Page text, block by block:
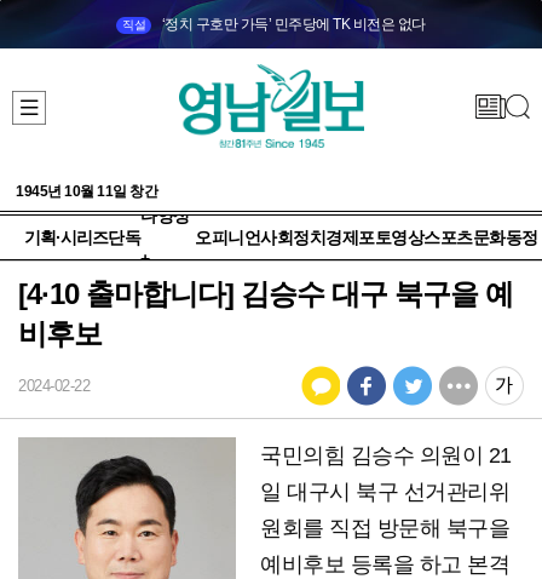
직설 ‘정치 구호만 가득’ 민주당에 TK 비전은 없다
1945년 10월 11일 창간
기획·시리즈단독
다양성
+
오피니언사회정치 경제 포토영상스포츠문화동정
[4·10 출마합니다] 김승수 대구 북구을 예
비후보
2024-02-22
국민의힘 김승수 의원이 21
일 대구시 북구 선거관리위
원회를 직접 방문해 북구을
예비후보 등록을 하고 본격